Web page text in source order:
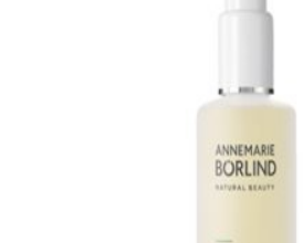
er: